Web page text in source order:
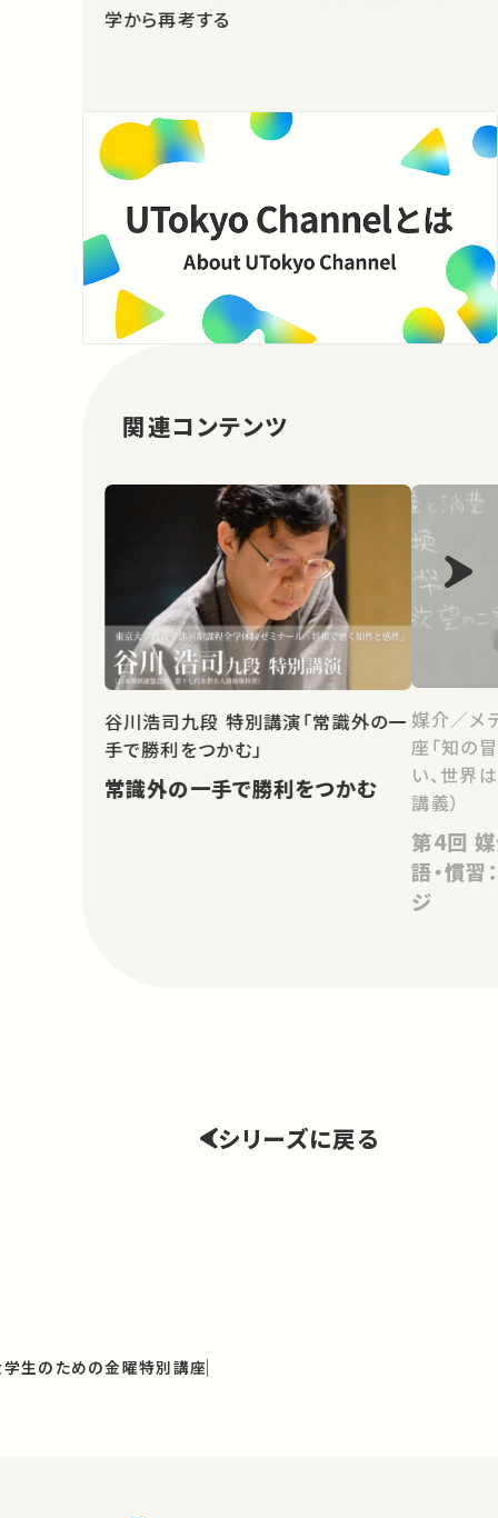
学から再考する
関連コンテンツ
谷川浩司九段 特別講演「常識外の一
手で勝利をつかむ」
常識外の一手で勝利をつかむ
媒介／メ
座「知の
い、世界
講義）
第4回 媒介者としての貨幣・言
語・慣習
ジ
シリーズに戻る
生のための金曜特別講座